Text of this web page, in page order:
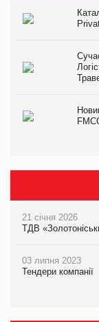
21 січня 2026
ТДВ
03 липня 2023
Тендери компанії